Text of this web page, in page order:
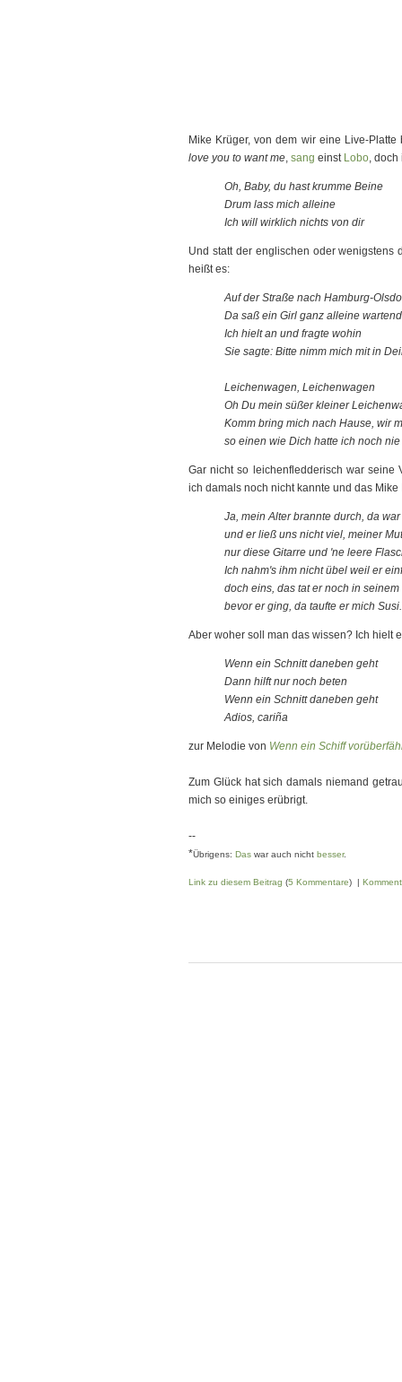
Mike Krüger, von dem wir eine Live-
love you to want me, sang einst Lobo, doch
Oh, Baby, du hast krumme Beine
Drum lass mich alleine
Ich will wirklich nichts von dir
Und statt der englischen oder wenigstens
heißt es:
Auf der Straße nach Hamburg-
Da saß ein Girl ganz alleine
Ich hielt an und fragte wohin
Sie sagte: Bitte nimm mich mit in
Leichenwagen, Leichenwagen
Oh Du mein süßer kleiner
Komm bring mich nach Hause, wir
so einen wie Dich hatte ich noch
Gar nicht so leichenfledderisch war seine
ich damals noch nicht kannte und das
Ja, mein Alter brannte durch, da war
und er ließ uns nicht viel, meiner
nur diese Gitarre und 'ne leere
Ich nahm's ihm nicht übel weil er
doch eins, das tat er noch in seinem
bevor er ging, da taufte er mich Susi.
Aber woher soll man das wissen? Ich hielt
Wenn ein Schnitt daneben geht
Dann hilft nur noch beten
Wenn ein Schnitt daneben geht
Adios, cariña
zur Melodie von Wenn ein Schiff
Zum Glück hat sich damals niemand
mich so einiges erübrigt.
--
*Übrigens: Das war auch nicht besser.
Link zu diesem Beitrag (5 Kommentare) |